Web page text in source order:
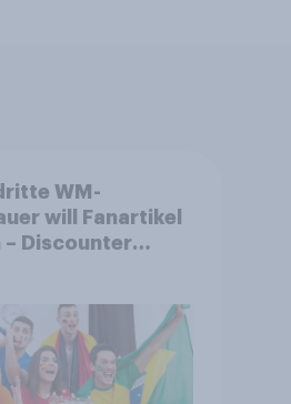
WM-
will Fanartikel
– Discounter